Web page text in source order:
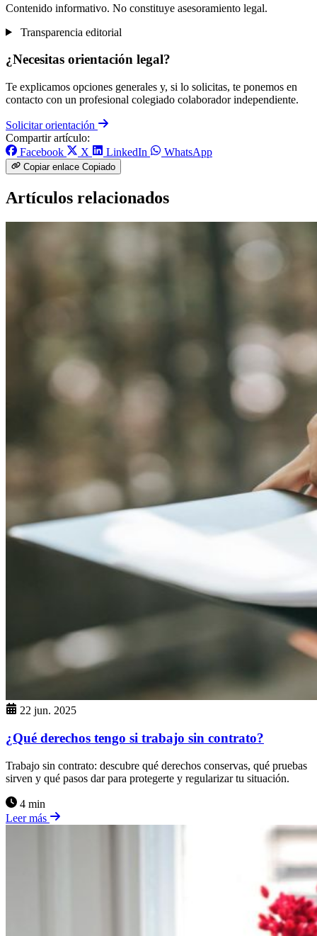
Contenido informativo. No constituye asesoramiento legal.
Transparencia editorial
¿Necesitas orientación legal?
Te explicamos opciones generales y, si lo solicitas, te ponemos en
contacto con un profesional colegiado colaborador independiente.
Solicitar orientación
Compartir artículo:
Facebook
X LinkedIn WhatsApp
Copiar enlace Copiado
Artículos relacionados
22 jun. 2025
¿Qué derechos tengo si trabajo sin contrato?
Trabajo sin contrato: descubre qué derechos conservas, qué pruebas
sirven y qué pasos dar para protegerte y regularizar tu situación.
4 min
Leer más